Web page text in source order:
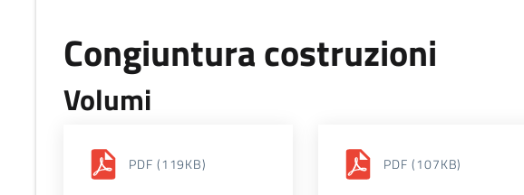
Congiuntura costruzioni
Volumi
PDF (119KB) PDF (107KB)